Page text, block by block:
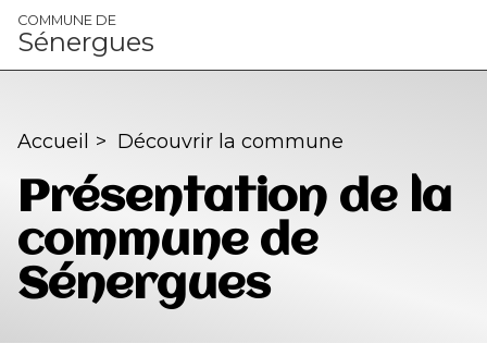
Panneau de gestion des cookies
COMMUNE DE
Sénergues
Accueil > Découvrir la commune
Présentation de la
commune de
Sénergues